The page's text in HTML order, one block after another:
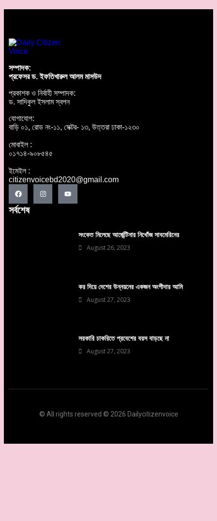
সম্পাদক:
প্রফেসর ড. ইফতিখারুল আলম মাসউদ
প্রকাশক ও নির্বাহী সম্পাদক:
ড. সাদিকুল ইসলাম স্বপন
যোগাযোগ:
বাড়ি ০১, রোড নং-১১, সেক্টর- ১৩, উত্তরা ঢাকা-১২৩০
মোবাইল :
০১৭১৪-৯০৮৫৪৫
ইমেইল :
citizenvoicebd2020@gmail.com
সর্বশেষ
সংকেত মিলেছে আর্জেন্টিনার নিখোঁজ সাবমেরিনের
August 26, 2023
কর দিয়ে দেশের উন্নয়নের একজন অংশীদার আমি
August 27, 2023
সরকারি চাকরিতে প্রবেশের বয়স বাড়ছে না
August 27, 2023
© All rights reserved © 2026 Dailycitizenvoice